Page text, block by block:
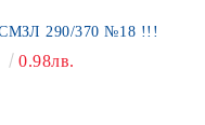
Плик с мехури СМЗЛ 290/370 №18 !!!
0.98лв.